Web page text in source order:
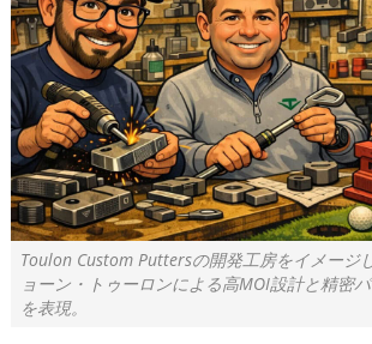
Toulon Custom Puttersの開発工房をイメージ
ョーン・トゥーロンによる高MOI設計と精密
を表現。